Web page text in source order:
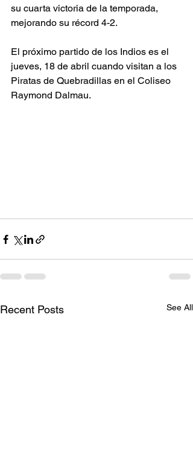
su cuarta victoria de la temporada,
mejorando su récord 4-2.
El próximo partido de los Indios es el
jueves, 18 de abril cuando visitan a los
Piratas de Quebradillas en el Coliseo
Raymond Dalmau.
Recent Posts See All